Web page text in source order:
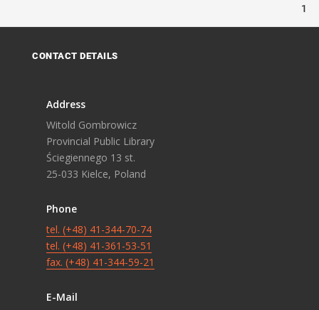
1
CONTACT DETAILS
Address
Witold Gombrowicz
Provincial Public Library
Ściegiennego 13 st.
25-033 Kielce, Poland
Phone
tel. (+48) 41-344-70-74
tel. (+48) 41-361-53-51
fax. (+48) 41-344-59-21
E-Mail